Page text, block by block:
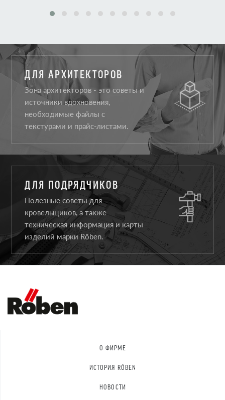
ДЛЯ АРХИТЕКТОРОВ
Зона архитекторов - это советы и
источники вдохновения,
необходимые файлы с
текстурами и прайс-листами.
ДЛЯ ПОДРЯДЧИКОВ
Полезные советы для
кровельщиков, а также
техническая информация и карты
изделий марки Röben.
О ФИРМЕ
ИСТОРИЯ RÖBEN
НОВОСТИ